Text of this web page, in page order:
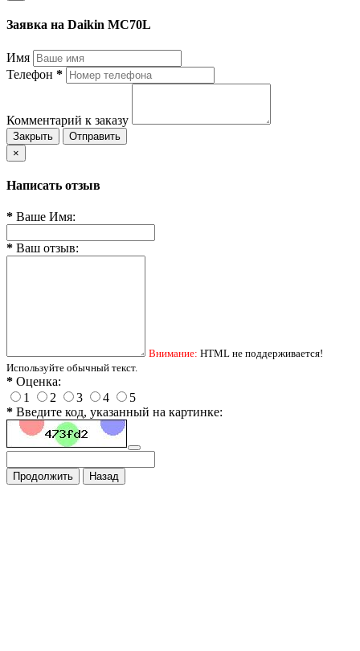
Заявка на Daikin MC70L
Имя
Телефон *
Комментарий к заказу
Закрыть
Отправить
×
Написать отзыв
* Ваше Имя:
* Ваш отзыв:
Внимание: HTML не поддерживается!
Используйте обычный текст.
* Оценка:
1
2 3 4
5
* Введите код, указанный на картинке:
Продолжить Назад